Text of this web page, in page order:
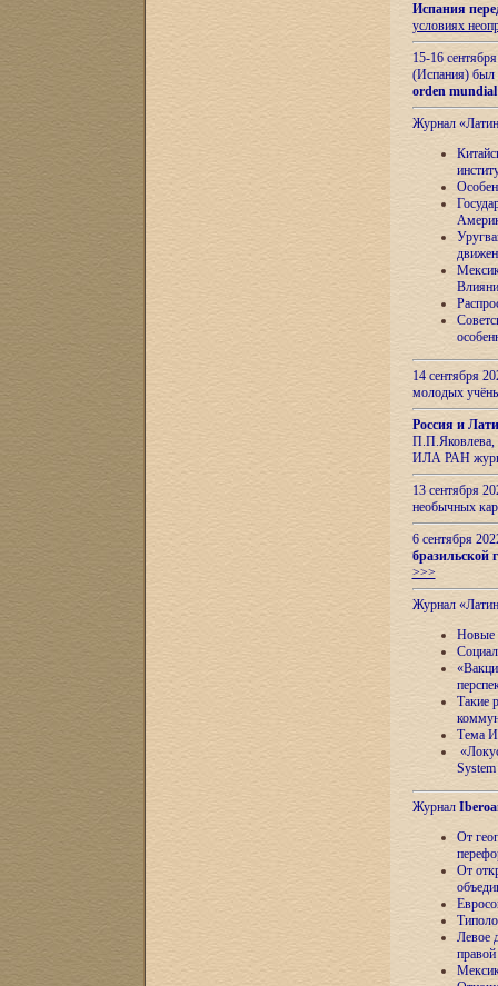
Испания
условиях
15-16
(Испания) был
orden
Журнал
14 сентября
молодых
Россия и
П.П.Яковлева,
ИЛА РАН
13 сентября
необычных
6 сентября
бразильской
>>>
Журнал
Новые
Такие
Тема
Журнал
От
От
Левое